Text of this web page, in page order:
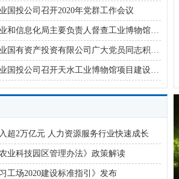
国投公司召开2020年党群工作会议
天水市工业和信息化局主要负责人督查工业博物馆项目建设进展情况
天水市工业国有资产投资有限公司广大党员同志积极开展自愿捐款支持新冠肺炎疫情防控工作
天水市工业国投公司召开天水工业博物馆项目建设复工专题会
超2万亿元 人力资源服务行业快速成长
农业科技园区管理办法》政策解读
工场2020建设标准指引》发布